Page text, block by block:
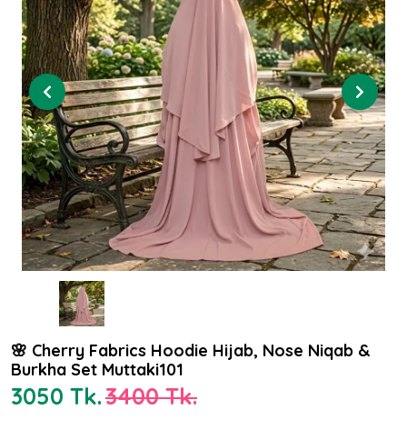
🌸 Cherry Fabrics Hoodie Hijab, Nose Niqab &
Burkha Set Muttaki101
3050 Tk.3400 Tk.